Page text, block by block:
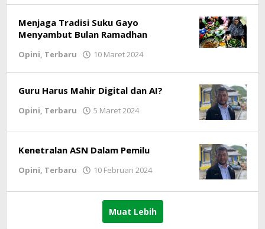
Menjaga Tradisi Suku Gayo
Menyambut Bulan Ramadhan
Opini, Terbaru 10 Maret 2024
Guru Harus Mahir Digital dan AI?
Opini, Terbaru 5 Maret 2024
Kenetralan ASN Dalam Pemilu
Opini, Terbaru 10 Februari 2024
lintasgayo.co
Muat Lebih